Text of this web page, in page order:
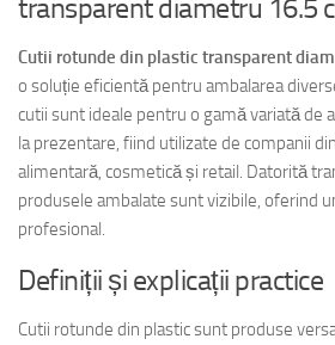
transparent diametru 16.5
Cutii rotunde din plastic transparent
o soluție eficientă pentru ambalarea
cutii sunt ideale pentru o gamă variată de
la prezentare, fiind utilizate de companii
alimentară, cosmetică și retail. Datorită
produsele ambalate sunt vizibile, oferind
profesional.
Definiții și explicații practice
Cutii rotunde din plastic sunt produse